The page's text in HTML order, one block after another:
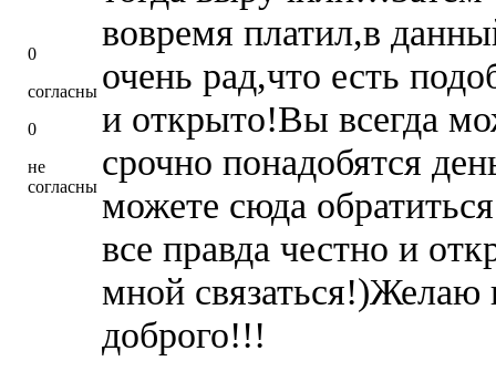
0
согласны
0
не
согласны
вовремя платил,в
очень рад,что есть
и открыто!Вы всегда
срочно понадобятся
можете сюда
все правда честно и
мной связаться!)Желаю
доброго!!!